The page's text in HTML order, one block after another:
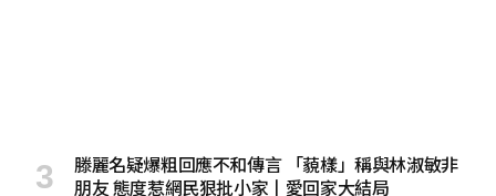
滕麗名疑爆粗回應不和傳言 「藐樣」稱與林淑敏非
朋友 態度惹網民狠批小家丨愛回家大結局